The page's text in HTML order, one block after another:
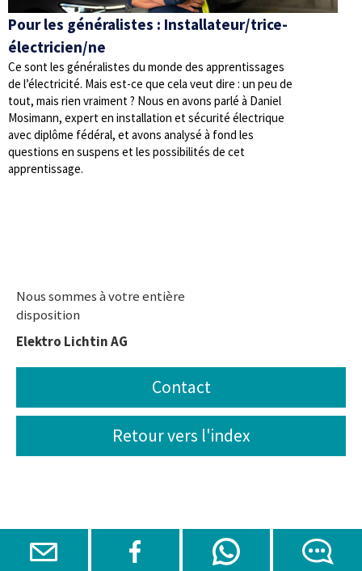
Pour les généralistes : Installateur/trice-
électricien/ne
Ce sont les généralistes du monde des apprentissages
de l’électricité. Mais est-ce que cela veut dire : un peu de
tout, mais rien vraiment ? Nous en avons parlé à Daniel
Mosimann, expert en installation et sécurité électrique
avec diplôme fédéral, et avons analysé à fond les
questions en suspens et les possibilités de cet
apprentissage.
Nous sommes à votre entière
disposition
Elektro Lichtin AG
Contact
Retour vers l'index